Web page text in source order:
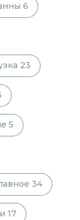
6
23
5
34
17